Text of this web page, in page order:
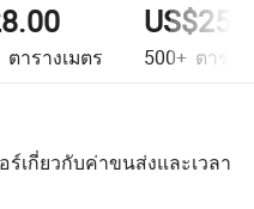
ตารางเมตร 500+ ตาราง
ร์เกี่ยวกับค่าขนส่งและเวลา